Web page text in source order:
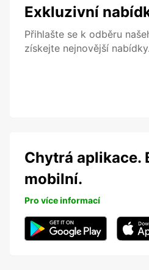
Exkluzivní
Přihlašte se k odběru
získejte nejnovější nabídky.
Chytrá aplikace.
mobilní.
Pro více informací